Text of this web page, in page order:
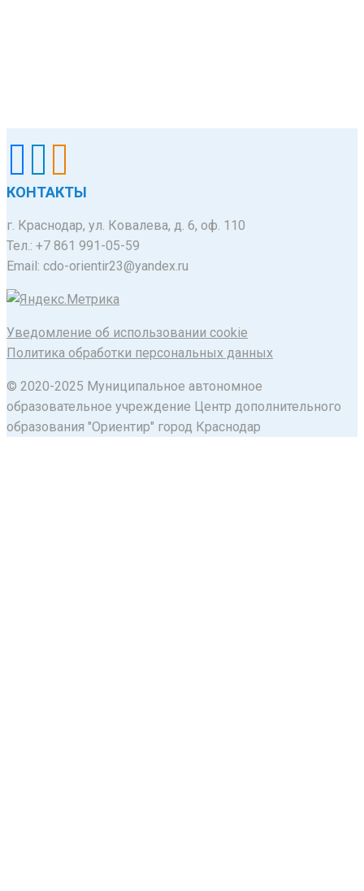
КОНТАКТЫ
г. Краснодар, ул. Ковалева, д. 6, оф. 110
Тел.: +7 861 991-05-59
Email: cdo-orientir23@yandex.ru
Уведомление об использовании cookie
Политика обработки персональных данных
© 2020-2025 Муниципальное автономное
образовательное учреждение Центр дополнительного
образования "Ориентир" город Краснодар